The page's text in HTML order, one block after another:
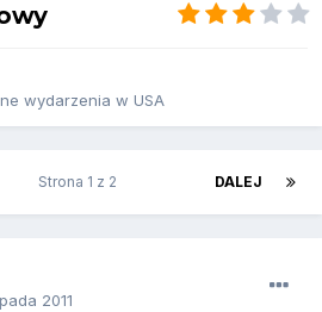
wydarzenia w USA
DALEJ
Strona 1 z 2
2011